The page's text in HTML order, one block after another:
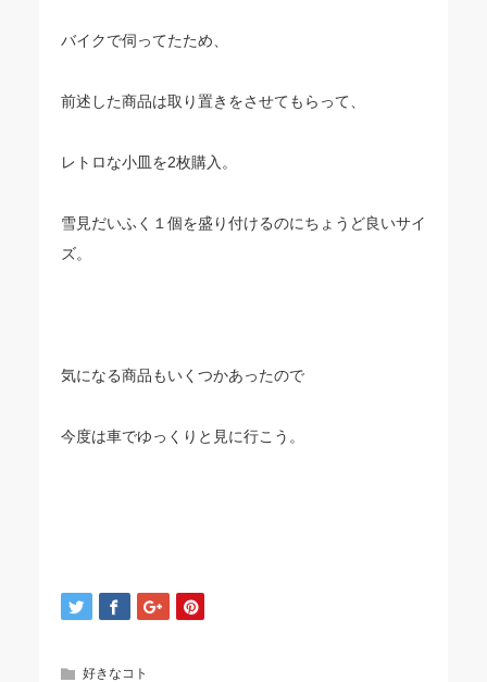
バイクで伺ってたため、
前述した商品は取り置きをさせてもらって、
レトロな小皿を2枚購入。
雪見だいふく１個を盛り付けるのにちょうど良いサイ
ズ。
気になる商品もいくつかあったので
今度は車でゆっくりと見に行こう。
好きなコト